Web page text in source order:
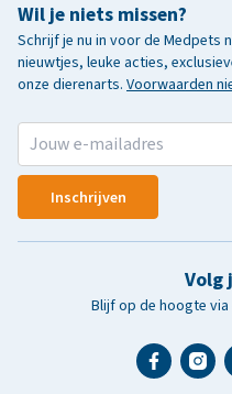
Wil je niets missen?
Schrijf je nu in voor de Medpets
nieuwtjes, leuke acties,
onze dierenarts. Voorwaarden
Inschrijven
Volg
Blijf op de hoogte